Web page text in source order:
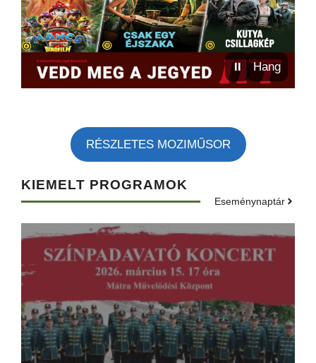
⏸ Hang
RÉSZLETES MOZIMŰSOR
KIEMELT PROGRAMOK
Eseménynaptár